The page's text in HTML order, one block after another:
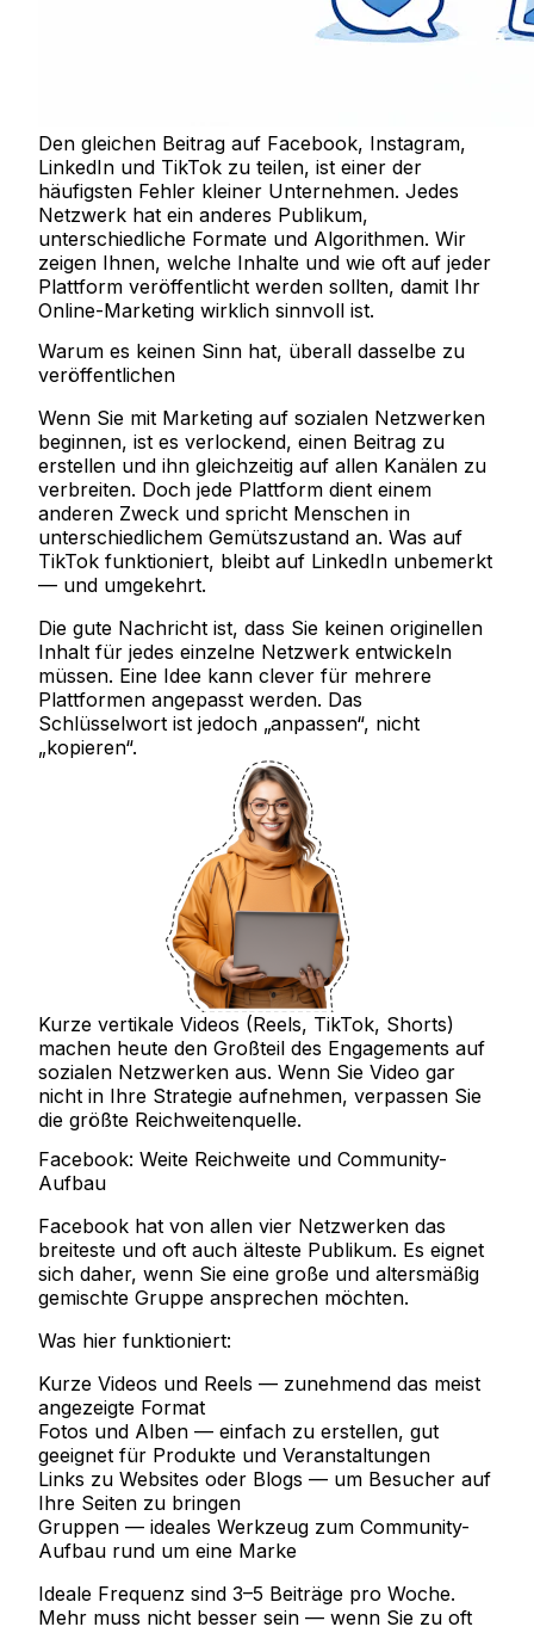
Den gleichen Beitrag auf Facebook, Instagram,
LinkedIn und TikTok zu teilen, ist einer der
häufigsten Fehler kleiner Unternehmen. Jedes
Netzwerk hat ein anderes Publikum,
unterschiedliche Formate und Algorithmen. Wir
zeigen Ihnen, welche Inhalte und wie oft auf jeder
Plattform veröffentlicht werden sollten, damit Ihr
Online-Marketing wirklich sinnvoll ist.
Warum es keinen Sinn hat, überall dasselbe zu
veröffentlichen
Wenn Sie mit Marketing auf sozialen Netzwerken
beginnen, ist es verlockend, einen Beitrag zu
erstellen und ihn gleichzeitig auf allen Kanälen zu
verbreiten. Doch jede Plattform dient einem
anderen Zweck und spricht Menschen in
unterschiedlichem Gemütszustand an. Was auf
TikTok funktioniert, bleibt auf LinkedIn unbemerkt
— und umgekehrt.
Die gute Nachricht ist, dass Sie keinen originellen
Inhalt für jedes einzelne Netzwerk entwickeln
müssen. Eine Idee kann clever für mehrere
Plattformen angepasst werden. Das
Schlüsselwort ist jedoch „anpassen“, nicht
„kopieren“.
Kurze vertikale Videos (Reels, TikTok, Shorts)
machen heute den Großteil des Engagements auf
sozialen Netzwerken aus. Wenn Sie Video gar
nicht in Ihre Strategie aufnehmen, verpassen Sie
die größte Reichweitenquelle.
Facebook: Weite Reichweite und Community-
Aufbau
Facebook hat von allen vier Netzwerken das
breiteste und oft auch älteste Publikum. Es eignet
sich daher, wenn Sie eine große und altersmäßig
gemischte Gruppe ansprechen möchten.
Was hier funktioniert:
Kurze Videos und Reels — zunehmend das meist
angezeigte Format
Fotos und Alben — einfach zu erstellen, gut
geeignet für Produkte und Veranstaltungen
Links zu Websites oder Blogs — um Besucher auf
Ihre Seiten zu bringen
Gruppen — ideales Werkzeug zum Community-
Aufbau rund um eine Marke
Ideale Frequenz sind 3–5 Beiträge pro Woche.
Mehr muss nicht besser sein — wenn Sie zu oft